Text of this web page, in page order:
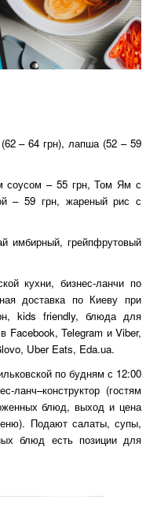
– 64 грн), лапша (52 – 59
соусом – 55 грн, Том Ям с
– 59 грн, жареный рис с
имбирный, грейпфрутовый
кухни, бизнес-ланчи по
доставка по Киеву при
kids friendly, блюда для
Facebook, Telegram и Viber,
Uber Eats, Eda.ua.
по будням с 12:00
ланч–конструктор (гостям
блюд, выход и цена
Подают салаты, супы,
блюд есть позиции для